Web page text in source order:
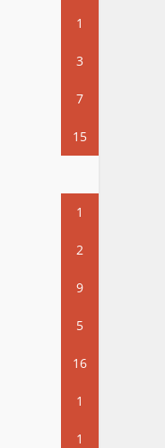
1
3
7
15
1
2
9
5
16
1
1